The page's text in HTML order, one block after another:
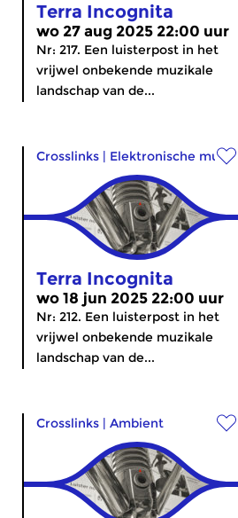
Terra Incognita
wo 27 aug 2025 22:00 uur
Nr: 217. Een luisterpost in het
vrijwel onbekende muzikale
landschap van de...
Crosslinks | Elektronische muziek
Terra Incognita
wo 18 jun 2025 22:00 uur
Nr: 212. Een luisterpost in het
vrijwel onbekende muzikale
landschap van de...
Crosslinks | Ambient